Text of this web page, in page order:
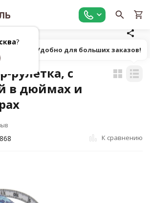
? товары для рукоделия
рулетка, с
в дюймах и
К сравнению
Попробуй! Удобно для больших заказов!